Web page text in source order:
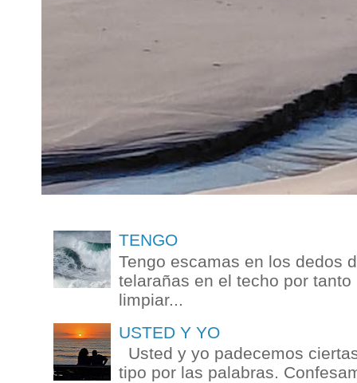
TENGO
Tengo escamas en los dedos
telarañas en el techo por
limpiar...
USTED Y YO
Usted y yo padecemos
tipo por las palabras.